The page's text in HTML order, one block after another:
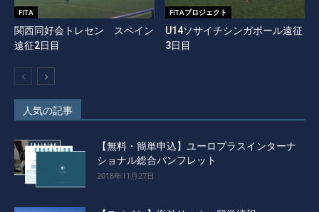
FITA
関西同好会トレセン スペイン
遠征2日目
FITAプロジェクト
U14ソサイチシンガポール遠征
3日目
人気の記事
【無料・簡単申込】ユーロプラスインターナ
ショナル総合パンフレット
2018年11月27日